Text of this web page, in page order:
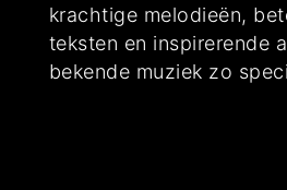
krachtige melodieën,
teksten en inspirerende
bekende muziek zo